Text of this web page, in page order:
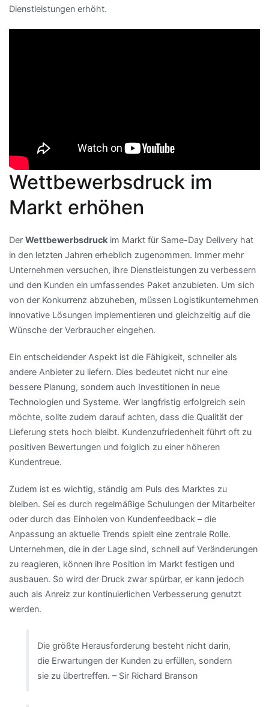
Dienstleistungen erhöht.
Wettbewerbsdruck im
Markt erhöhen
Der Wettbewerbsdruck im Markt für Same-Day Delivery hat
in den letzten Jahren erheblich zugenommen. Immer mehr
Unternehmen versuchen, ihre Dienstleistungen zu verbessern
und den Kunden ein umfassendes Paket anzubieten. Um sich
von der Konkurrenz abzuheben, müssen Logistikunternehmen
innovative Lösungen implementieren und gleichzeitig auf die
Wünsche der Verbraucher eingehen.
Ein entscheidender Aspekt ist die Fähigkeit, schneller als
andere Anbieter zu liefern. Dies bedeutet nicht nur eine
bessere Planung, sondern auch Investitionen in neue
Technologien und Systeme. Wer langfristig erfolgreich sein
möchte, sollte zudem darauf achten, dass die Qualität der
Lieferung stets hoch bleibt. Kundenzufriedenheit führt oft zu
positiven Bewertungen und folglich zu einer höheren
Kundentreue.
Zudem ist es wichtig, ständig am Puls des Marktes zu
bleiben. Sei es durch regelmäßige Schulungen der Mitarbeiter
oder durch das Einholen von Kundenfeedback – die
Anpassung an aktuelle Trends spielt eine zentrale Rolle.
Unternehmen, die in der Lage sind, schnell auf Veränderungen
zu reagieren, können ihre Position im Markt festigen und
ausbauen. So wird der Druck zwar spürbar, er kann jedoch
auch als Anreiz zur kontinuierlichen Verbesserung genutzt
werden.
Die größte Herausforderung besteht nicht darin,
die Erwartungen der Kunden zu erfüllen, sondern
sie zu übertreffen. – Sir Richard Branson